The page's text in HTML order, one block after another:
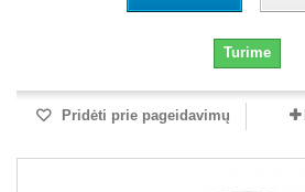
Turime
Pridėti prie pageidavimų